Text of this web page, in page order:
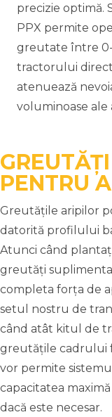
precizie optimă.
PPX permite
greutate între
tractorului
atenuează
voluminoase ale
PENTRU
Greutățile aripilor
datorită profilului
Atunci când
greutăți
completa forța de
setul nostru de
când atât kitul de
greutățile cadrului
vor permite
capacitatea
dacă este necesar.